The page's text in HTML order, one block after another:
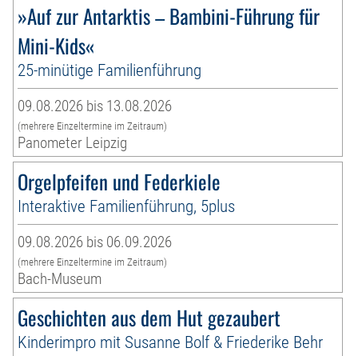
»Auf zur Antarktis – Bambini-Führung für
Mini-Kids«
25-minütige Familienführung
09.08.2026 bis 13.08.2026
(mehrere Einzeltermine im Zeitraum)
Panometer Leipzig
Orgelpfeifen und Federkiele
Interaktive Familienführung, 5plus
09.08.2026 bis 06.09.2026
(mehrere Einzeltermine im Zeitraum)
Bach-Museum
Geschichten aus dem Hut gezaubert
Kinderimpro mit Susanne Bolf & Friederike Behr